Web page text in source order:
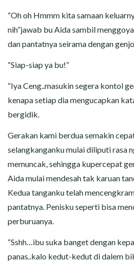
“Oh oh Hmmm kita samaan
nih”jawab bu Aida sambil
dan pantatnya seirama dengan
“Siap-siap ya bu!”
“Iya Ceng..masukin segera kontol
kenapa setiap dia mengucapkan
bergidik.
Gerakan kami berdua semakin
selangkanganku mulai diliputi rasa
memuncak, sehingga kupercepat
Aida mulai mendesah tak karuan
Kedua tanganku telah
pantatnya. Penisku seperti bisa
perburuanya.
“Sshh…ibu suka banget dengan
panas..kalo kedut-kedut di dalem